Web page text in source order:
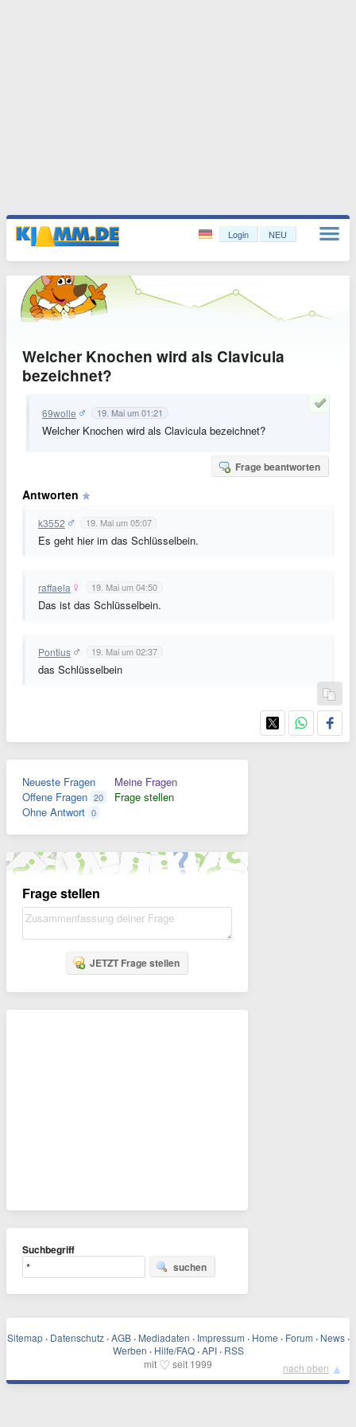
Login NEU
Welcher Knochen wird als Clavicula
bezeichnet?
69wolle 19. Mai um 01:21
Welcher Knochen wird als Clavicula bezeichnet?
Frage beantworten
Antworten
k3552 19. Mai um 05:07
Es geht hier im das Schlüsselbein.
raffaela 19. Mai um 04:50
Das ist das Schlüsselbein.
Pontius 19. Mai um 02:37
das Schlüsselbein
Neueste Fragen
Offene Fragen 20
Ohne Antwort 0
Meine Fragen
Frage stellen
Frage stellen
JETZT Frage stellen
Suchbegriff
suchen
Sitemap · Datenschutz · AGB · Mediadaten · Impressum · Home · Forum · News ·
Werben · Hilfe/FAQ · API · RSS
mit ♡ seit 1999 nach oben ▲